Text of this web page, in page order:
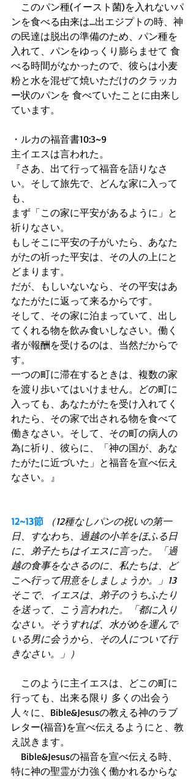
このパン種(イースト菌)を入れないパ
ンを食べる由来は...出エジプトの時、神
の民達は脱出の準備のため、パン種を
入れて、パンをゆっくり膨らませて 食
べる時間がなかったので、彼らは小麦
粉と水を混ぜて焼いただけのクラッカ
ー状のパンを 食べていたことに由来し
ています。
・ルカの福音書10:3~9
主イエスは言われた。
『さあ、出て行って福音を語りなさ
い。そして旅先で、どんな家に入って
も、
まず「この家に平安があるように」と
祈りなさい。
もしそこに平安の子がいたら、あなた
がたの祈った平安は、その人の上にと
どまります。
だが、もしいないなら、その平安はあ
なたがたに返って来るからです。
そして、その家に泊まっていて、出し
てくれる物を飲み食いしなさい。働く
者が報酬を受けるのは、当然だからで
す。
一つの町に滞在するときは、複数の家
を渡り歩いてはいけません。どの町に
入っても、あなたがたを受け入れてく
れたら、その家で出される物を食べて
働きなさい。そして、その町の病人の
為に祈り、彼らに、「神の国が、あな
たがたに近づいた」と福音を宣べ伝え
なさい。』
12~13節
（12種なしパンの祝いの第一
日、すなわち、過越の小羊をほふる日
に、弟子たちはイエスに言った。「過
越の食事をなさるのに、私たちは、ど
こへ行って用意をしましょうか。」13
そこで、イエスは、弟子のうちふたり
を送って、こう言われた。「都に入り
なさい。そうすれば、水がめを運んで
いる男に会うから、その人について行
きなさい。」）
このように主イエスは、どこの町に
行っても、出来る限り 多くの出会う
人々に、Bible&Jesusの教える神のラブ
レター(福音)を宣べ伝えるようにと、教
え説きます。
Bible&Jesusの福音を宣べ伝える時、
特に神の聖霊が力強く働かれるからな